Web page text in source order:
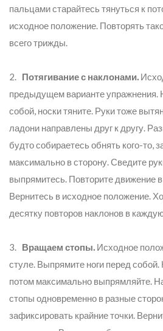
пальцами старайтесь тянуться к
исходное положение. Повторять
всего трижды.
2. Потягивание с наклонами.
предыдущем варианте упражнения.
собой, носки тяните. Руки тоже
ладони направлены друг к другу.
будто собираетесь обнять кого-то,
максимально в сторону. Сведите
выпрямитесь. Повторите движение
Вернитесь в исходное положение.
десятку повторов наклонов в
3. Вращаем стопы. Исходное
стуле. Выпрямите ноги перед собой.
потом максимально выпрямляйте.
стопы одновременно в разные
зафиксировать крайние точки.